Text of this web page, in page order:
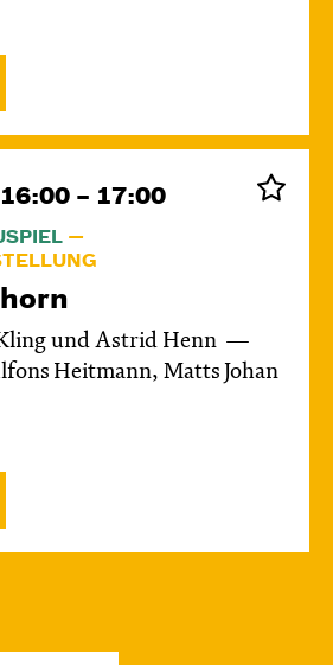
– 17:00
und Astrid Henn
Heitmann, Matts Johan